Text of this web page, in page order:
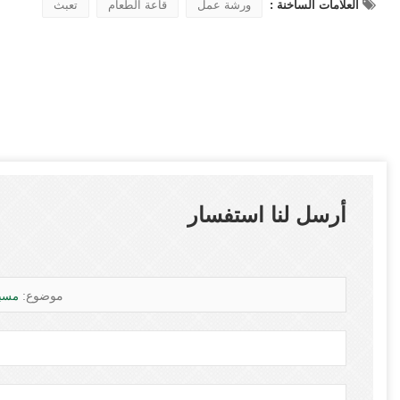
العلامات الساخنة : ورشة عمل قاعة الطعام تعبث
أرسل لنا استفسار
موضوع: